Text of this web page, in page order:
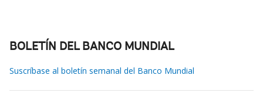
BOLETÍN DEL BANCO MUNDIAL
Suscríbase al boletín semanal del Banco Mundial